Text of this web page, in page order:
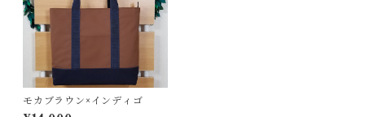
モカブラウン×インディゴ